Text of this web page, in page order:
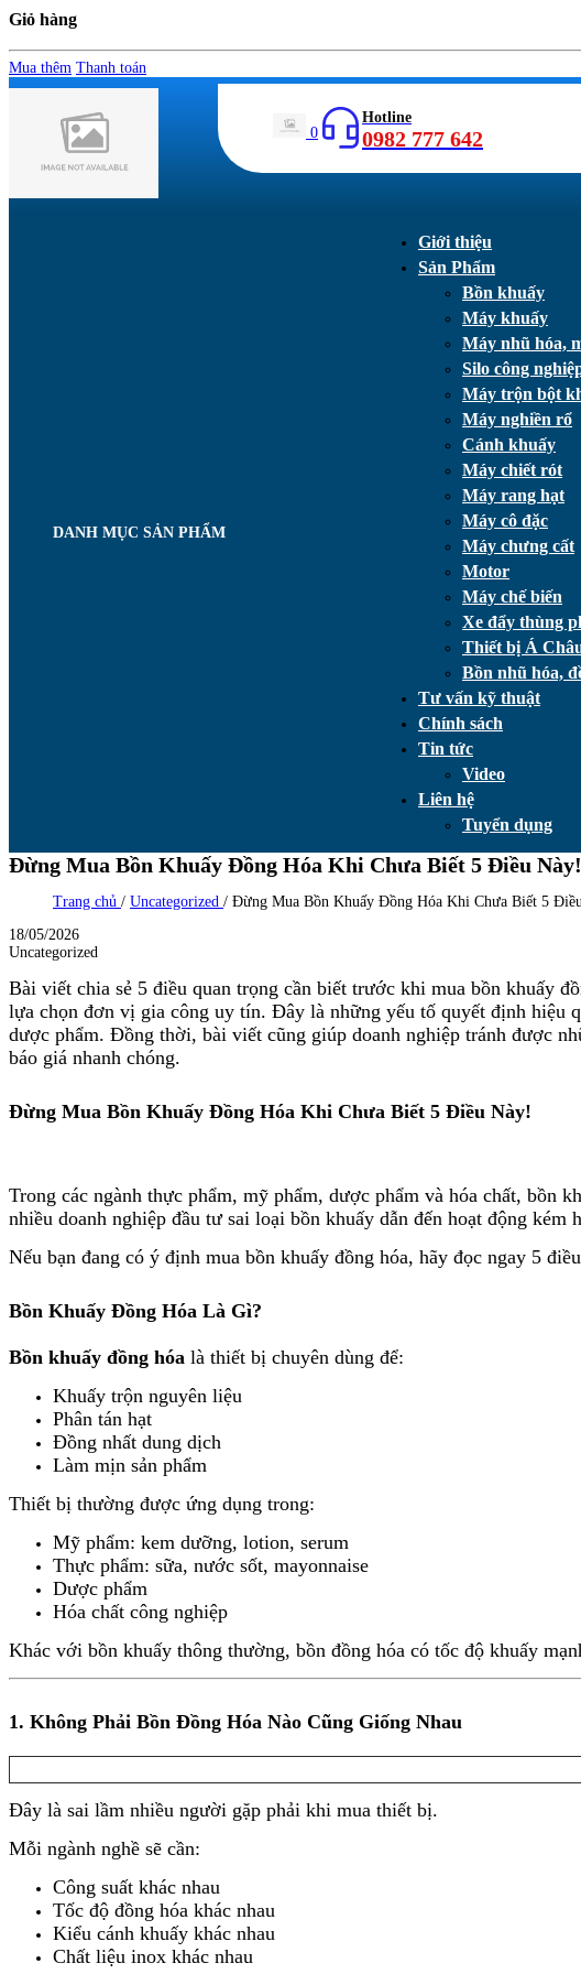
Giỏ hàng
Mua thêm Thanh toán
0
Hotline
0982 777 642
DANH MỤC SẢN PHẨM
Giới thiệu
Sản Phẩm
Bồn khuấy
Máy khuấy
Máy nhũ hóa,
Silo công
Máy trộn bột
Máy nghiền rổ
Cánh khuấy
Máy chiết rót
Máy rang hạt
Máy cô đặc
Máy chưng cất
Motor
Máy chế biến
Xe đẩy thùng
Thiết bị Á
Bồn nhũ hóa,
Tư vấn kỹ thuật
Chính sách
Tin tức
Video
Liên hệ
Tuyển dụng
Đừng Mua Bồn Khuấy Đồng Hóa Khi Chưa Biết 5 Điều Này!
Trang chủ / Uncategorized / Đừng Mua Bồn Khuấy Đồng Hóa Khi Chưa Biết 5
18/05/2026
Uncategorized
Bài viết chia sẻ 5 điều quan trọng cần biết trước khi mua bồn khuấy
lựa chọn đơn vị gia công uy tín. Đây là những yếu tố quyết định hiệu
dược phẩm. Đồng thời, bài viết cũng giúp doanh nghiệp tránh được
báo giá nhanh chóng.
Đừng Mua Bồn Khuấy Đồng Hóa Khi Chưa Biết 5 Điều Này!
Trong các ngành thực phẩm, mỹ phẩm, dược phẩm và hóa chất, bồn
nhiều doanh nghiệp đầu tư sai loại bồn khuấy dẫn đến hoạt động kém
Nếu bạn đang có ý định mua bồn khuấy đồng hóa, hãy đọc ngay 5
Bồn Khuấy Đồng Hóa Là Gì?
Bồn khuấy đồng hóa là thiết bị chuyên dùng để:
Khuấy trộn nguyên liệu
Phân tán hạt
Đồng nhất dung dịch
Làm mịn sản phẩm
Thiết bị thường được ứng dụng trong:
Mỹ phẩm: kem dưỡng, lotion, serum
Thực phẩm: sữa, nước sốt, mayonnaise
Dược phẩm
Hóa chất công nghiệp
Khác với bồn khuấy thông thường, bồn đồng hóa có tốc độ khuấy
1. Không Phải Bồn Đồng Hóa Nào Cũng Giống Nhau
Đây là sai lầm nhiều người gặp phải khi mua thiết bị.
Mỗi ngành nghề sẽ cần:
Công suất khác nhau
Tốc độ đồng hóa khác nhau
Kiểu cánh khuấy khác nhau
Chất liệu inox khác nhau